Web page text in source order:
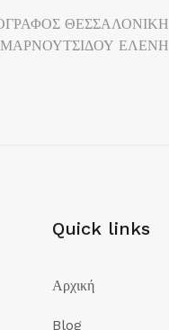
ΘΕΣΣΑΛΟΝΙΚΗ
ΜΑΡΝΟΥΤΣΙΔΟΥ ΕΛΕΝΗ
Quick links
Αρχική
Blog